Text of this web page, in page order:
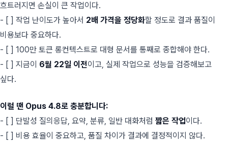
흐트러지면 손실이 큰 작업이다.
- [ ] 작업 난이도가 높아서 2배 가격을 정당화할 정도로 결과 품질이
비용보다 중요하다.
- [ ] 100만 토큰 롱컨텍스트로 대형 문서를 통째로 종합해야 한다.
- [ ] 지금이 6월 22일 이전이고, 실제 작업으로 성능을 검증해보고
싶다.
이럴 땐 Opus 4.8로 충분합니다:
- [ ] 단발성 질의응답, 요약, 분류, 일반 대화처럼 짧은 작업이다.
- [ ] 비용 효율이 중요하고, 품질 차이가 결과에 결정적이지 않다.